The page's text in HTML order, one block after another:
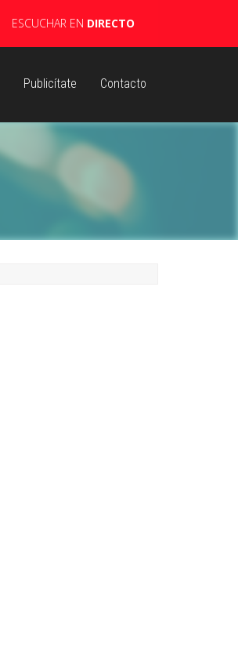
ESCUCHAR EN DIRECTO
Publicítate Contacto